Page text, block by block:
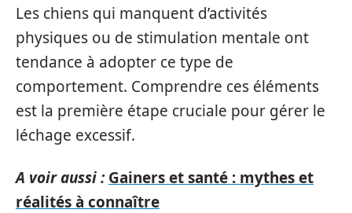
Les chiens qui manquent d’activités
physiques ou de stimulation mentale ont
tendance à adopter ce type de
comportement. Comprendre ces éléments
est la première étape cruciale pour gérer le
léchage excessif.
A voir aussi : Gainers et santé : mythes et
réalités à connaître